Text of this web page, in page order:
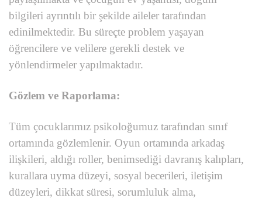
bilgileri ayrıntılı bir şekilde aileler tarafından
edinilmektedir. Bu süreçte problem yaşayan
öğrencilere ve velilere gerekli destek ve
yönlendirmeler yapılmaktadır.
Gözlem ve Raporlama:
Tüm çocuklarımız psikoloğumuz tarafından sınıf
ortamında gözlemlenir. Oyun ortamında arkadaş
ilişkileri, aldığı roller, benimsediği davranış kalıpları,
kurallara uyma düzeyi, sosyal becerileri, iletişim
düzeyleri, dikkat süresi, sorumluluk alma,